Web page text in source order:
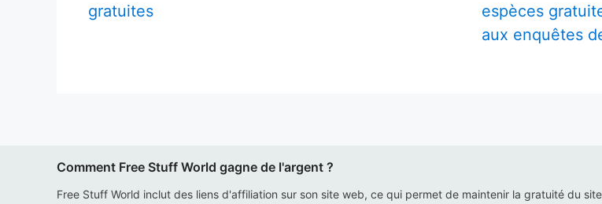
gratuites
espèces
aux enquêtes
Comment Free Stuff World gagne de l'argent ?
Free Stuff World inclut des liens d'affiliation sur son site web, ce qui permet de maintenir la gratuité du